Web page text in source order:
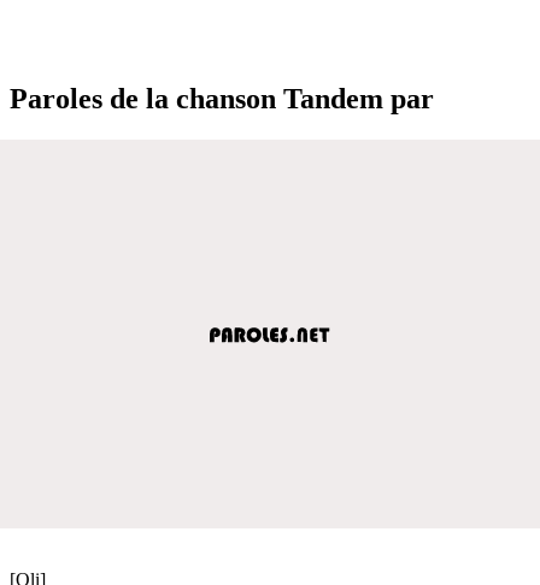
Paroles de la chanson Tandem par
[Oli]